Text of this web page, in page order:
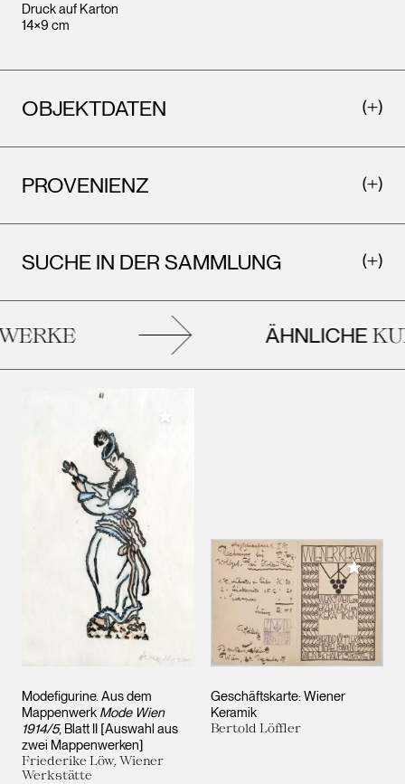
Druck auf Karton
14×9 cm
OBJEKTDATEN
PROVENIENZ
SUCHE IN DER SAMMLUNG
ÄHNLICHE
Modefigurine. Aus dem
Mappenwerk Mode Wien
1914/5, Blatt II [Auswahl aus
zwei Mappenwerken]
Friederike Löw, Wiener
Werkstätte
Meiner Sammlung hinzufügen
Geschäftskarte: Wiener
Keramik
Bertold Löffler
Meiner